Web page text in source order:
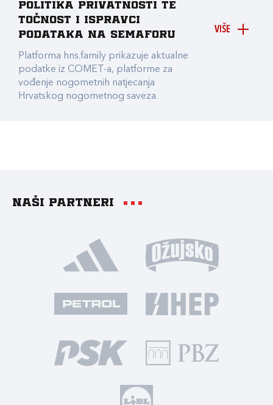
VIŠE
Politika privatnosti te
točnost i ispravci
podataka na Semaforu
Platforma hns.family prikazuje aktualne
podatke iz COMET-a, platforme za
vođenje nogometnih natjecanja
Hrvatskog nogometnog saveza.
Naši partneri